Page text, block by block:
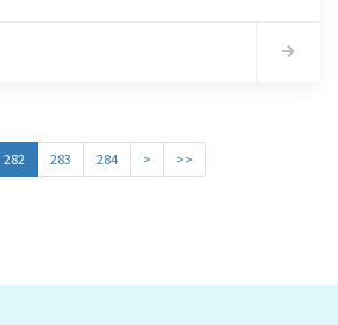
282 283 284 > >>